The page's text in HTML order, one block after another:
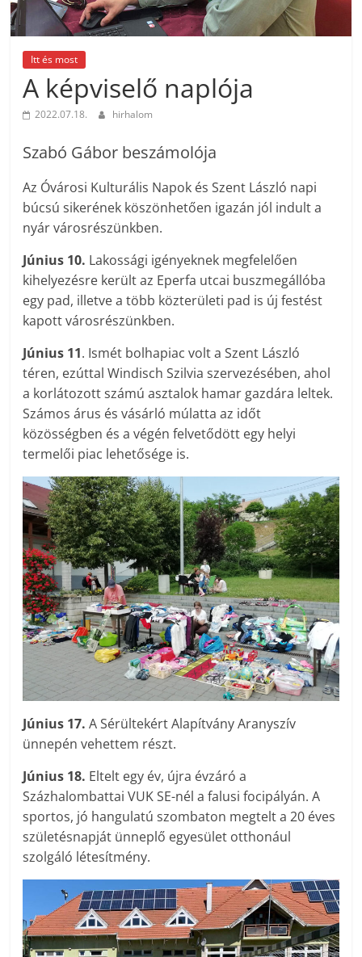
Itt és most
A képviselő naplója
2022.07.18. hirhalom
Szabó Gábor beszámolója
Az Óvárosi Kulturális Napok és Szent László napi
búcsú sikerének köszönhetően igazán jól indult a
nyár városrészünkben.
Június 10. Lakossági igényeknek megfelelően
kihelyezésre került az Eperfa utcai buszmegállóba
egy pad, illetve a több közterületi pad is új festést
kapott városrészünkben.
Június 11. Ismét bolhapiac volt a Szent László
téren, ezúttal Windisch Szilvia szervezésében, ahol
a korlátozott számú asztalok hamar gazdára leltek.
Számos árus és vásárló múlatta az időt
közösségben és a végén felvetődött egy helyi
termelői piac lehetősége is.
Június 17.A Sérültekért Alapítvány Aranyszív
ünnepén vehettem részt.
Június 18. Eltelt egy év, újra évzáró a
Százhalombattai VUK SE-nél a falusi focipályán. A
sportos, jó hangulatú szombaton megtelt a 20 éves
születésnapját ünneplő egyesület otthonául
szolgáló létesítmény.